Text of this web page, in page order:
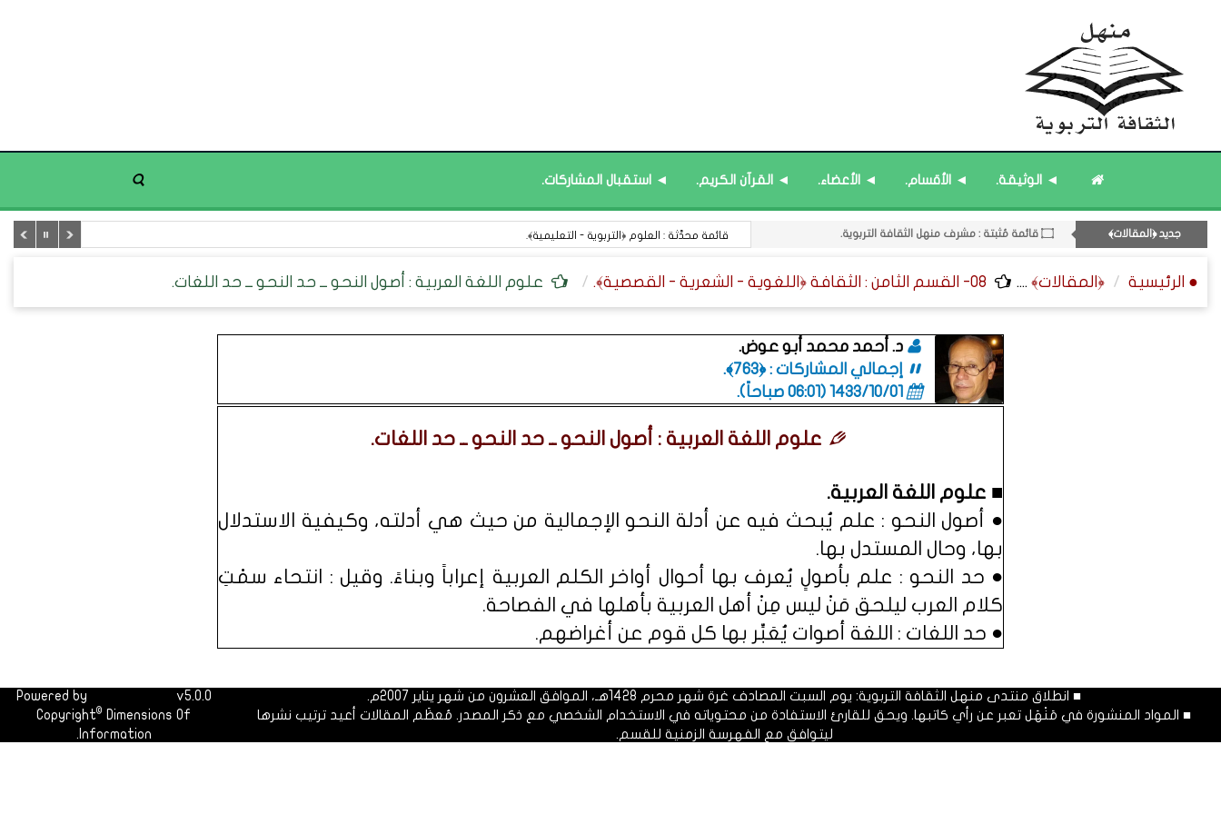
◄ الوثيقة. ◄ الأقسام. ◄ الأعضاء. ◄ القرآن الكريم. ◄ استقبال المشاركات.
جديد ﴿المقالات﴾
۝ قائمة مُثبتة : إدارة منهل الثقافة التربوية.
11- القسم الحادي عشر : ﴿اللقاءات الشخصية - الثقافة المتسلسلة﴾.
۝ قائمة مُحدَّثة : مختارات من جديد المشاركات.
۝ قائمة مُحدَّثة : مختارات من المشاركات المُحدَّثة.
۝ قائمة مُثبتة : مشرف منهل الثقافة التربوية. قائمة محدَّثة : العلوم ﴿التربوية - التعليمية﴾.
● الرئيسية ﴿المقالات﴾ .... 08- القسم الثامن : الثقافة ﴿اللغوية - الشعرية - القصصية﴾. علوم اللغة العربية : أصول النحو ــ حد النحو ــ حد اللغات.
د. أحمد محمد أبو عوض.
إجمالي المشاركات : ﴿763﴾.
1433/10/01 (06:01 صباحاً)
.
علوم اللغة العربية : أصول النحو ــ حد النحو ــ حد اللغات.
■ علوم اللغة العربية.
● أصول النحو : علم يُبحث فيه عن أدلة النحو الإجمالية من حيث هي أدلته، وكيفية الاستدلال
بها، وحال المستدل بها.
● حد النحو : علم بأصولٍ يُعرف بها أحوال أواخر الكلم العربية إعراباً وبناءً. وقيل : انتحاء سمْتِ
كلام العرب ليلحق مَنْ ليس مِنْ أهل العربية بأهلها في الفصاحة.
● حد اللغات : اللغة أصوات يُعَبِّر بها كل قوم عن أغراضهم.
■ انطلاق منتدى منهل الثقافة التربوية: يوم السبت المصادف غرة شهر محرم 1428هـ، الموافق العشرون من شهر يناير 2007م.
■ المواد المنشورة في مَنْهَل تعبر عن رأي كاتبها. ويحق للقارئ الاستفادة من محتوياته في الاستخدام الشخصي مع ذكر المصدر. مُعظَم المقالات أعيد ترتيب نشرها
ليتوافق مع الفهرسة الزمنية للقسم.
Powered by
v5.0.0
Copyright© Dimensions Of
Information.